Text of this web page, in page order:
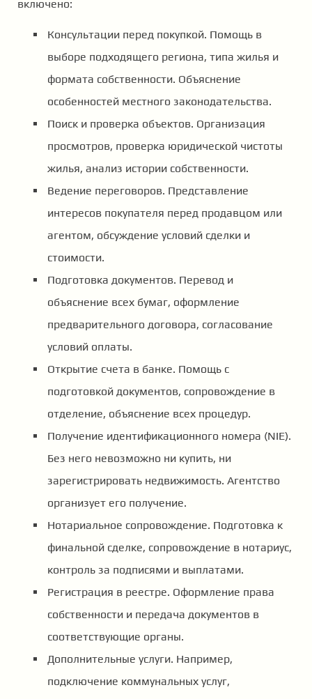
включено:
Консультации перед покупкой. Помощь в
выборе подходящего региона, типа жилья и
формата собственности. Объяснение
особенностей местного законодательства.
Поиск и проверка объектов. Организация
просмотров, проверка юридической чистоты
жилья, анализ истории собственности.
Ведение переговоров. Представление
интересов покупателя перед продавцом или
агентом, обсуждение условий сделки и
стоимости.
Подготовка документов. Перевод и
объяснение всех бумаг, оформление
предварительного договора, согласование
условий оплаты.
Открытие счета в банке. Помощь с
подготовкой документов, сопровождение в
отделение, объяснение всех процедур.
Получение идентификационного номера (NIE).
Без него невозможно ни купить, ни
зарегистрировать недвижимость. Агентство
организует его получение.
Нотариальное сопровождение. Подготовка к
финальной сделке, сопровождение в нотариус,
контроль за подписями и выплатами.
Регистрация в реестре. Оформление права
собственности и передача документов в
соответствующие органы.
Дополнительные услуги. Например,
подключение коммунальных услуг,